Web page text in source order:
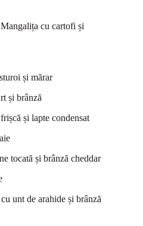
cu cartofi și
și mărar
și brânză
și lapte condensat
tocată și brânză cheddar
unt de arahide și brânză